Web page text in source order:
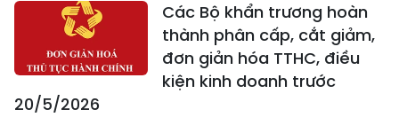
Các Bộ khẩn trương hoàn
thành phân cấp, cắt giảm,
đơn giản hóa TTHC, điều
kiện kinh doanh trước
20/5/2026